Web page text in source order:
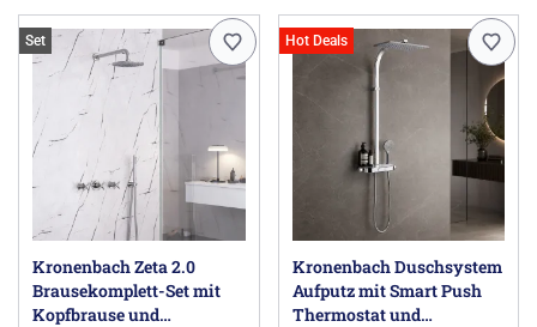
Set
Kronenbach Zeta 2.0
Brausekomplett-Set mit
Kopfbrause und
Hot Deals
Kronenbach Duschsystem
Aufputz mit Smart Push
Thermostat und